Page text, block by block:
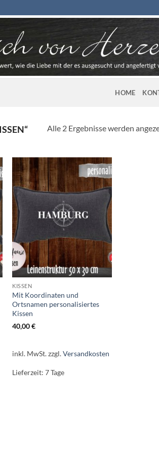
HOME
Alle 2 Ergebnisse werden
KISSEN
Mit Koordinaten und
Ortsnamen personalisiertes
Kissen
40,00€
inkl. MwSt.zzgl.Versandkosten
Lieferzeit:7 Tage